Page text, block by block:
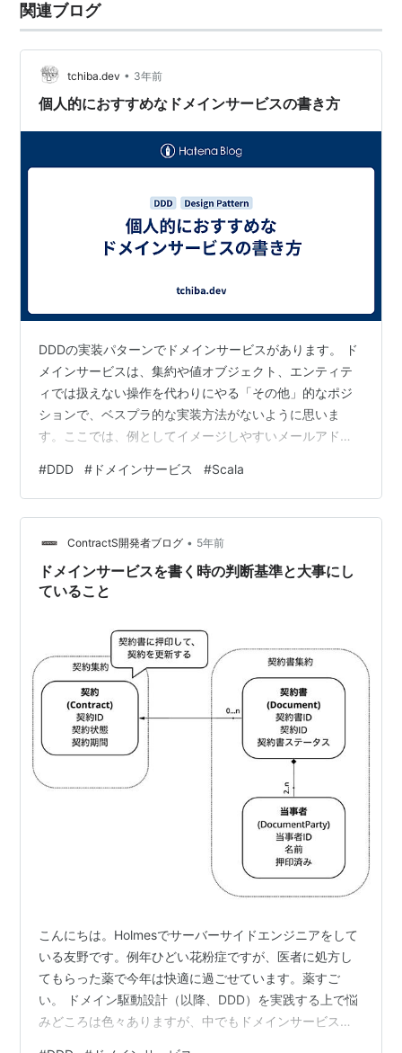
関連ブログ
tchiba.dev • 3年前
個人的におすすめなドメインサービスの書き方
DDDの実装パターンでドメインサービスがあります。 ド
メインサービスは、集約や値オブジェクト、エンティテ
ィでは扱えない操作を代わりにやる「その他」的なポジ
ションで、ベスプラ的な実装方法がないように思いま
す。ここでは、例としてイメージしやすいメールアドレ
スを例に、よくある実装と、そのペインを確認し、あり
たい姿を示した後、最後にその解決策として、ドメイン
サービスからエンティティへメッセージを送るようにす
る実装を示します。 扱う例 ここでは、例としてシンプル
な、ユーザーのメールアドレスを変更するというユース
ケースを扱います。 ストーリー: ユーザーは…
#DDD # ドメインサービス #Scala
ContractS開発者ブログ • 5年前
ドメインサービスを書く時の判断基準と大事にし
ていること
こんにちは。Holmesでサーバーサイドエンジニアをして
いる友野です。例年ひどい花粉症ですが、医者に処方し
てもらった薬で今年は快適に過ごせています。薬すご
い。 ドメイン駆動設計（以降、DDD）を実践する上で悩
みどころは色々ありますが、中でもドメインサービスを